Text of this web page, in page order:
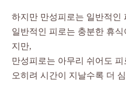
하지만 만성피로는 일반적인
일반적인 피로는 충분한 휴
지만,
만성피로는 아무리 쉬어도
오히려 시간이 지날수록 더